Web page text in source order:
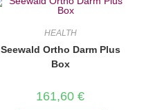
HEALTH
Seewald Ortho Darm Plus
Box
161,60€